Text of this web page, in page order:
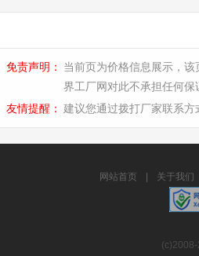
免责声明：
当前页为价格信息展示，
界工厂网对此不承担任何保
友情提醒： 建议您通过拨打厂家联系
网站首页 关于我们